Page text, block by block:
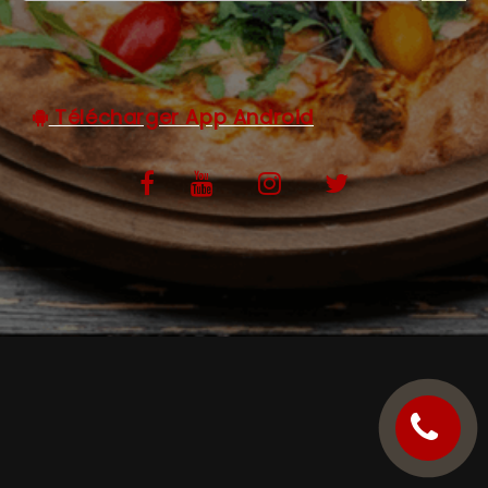
C.G.V
Télécharger App Android